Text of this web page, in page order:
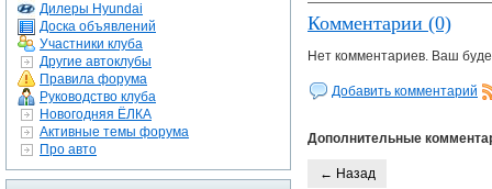
Дилеры Hyundai
Доска объявлений
Участники клуба
Другие автоклубы
Правила форума
Руководство клуба
Новогодняя ЁЛКА
Активные темы форума
Про авто
Комментарии (0)
Нет комментариев. Ваш
Добавить комментарий
Дополнительные
← Назад